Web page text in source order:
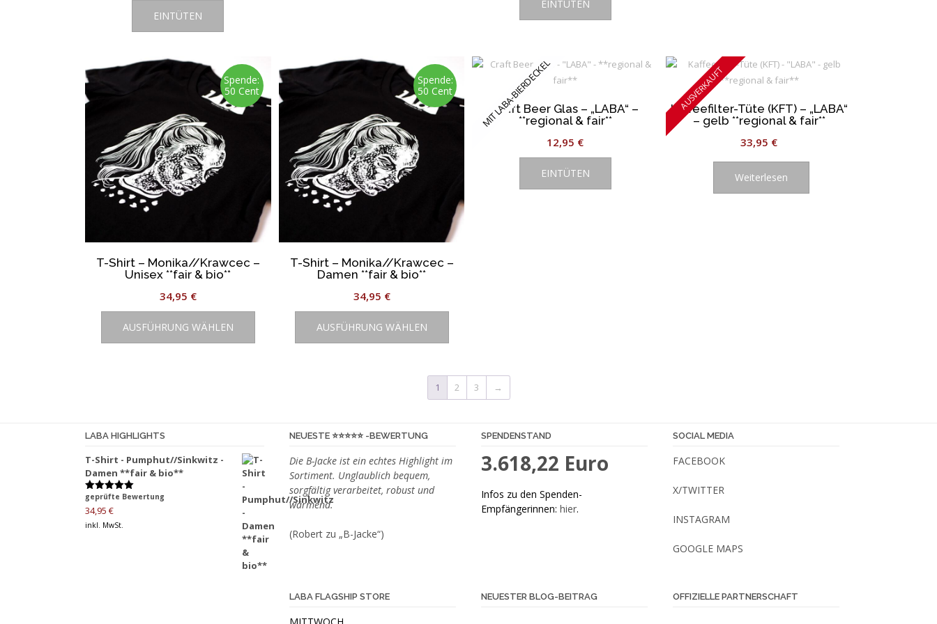
EINTÜTEN
gewählt
werden
EINTÜTEN
Spende:
50 Cent
T-Shirt – Monika//Krawcec –
Unisex **fair & bio**
34,95 €
AUSFÜHRUNG WÄHLEN
Dieses
weist
auf
der
Produktseite
gewählt
Spende:
50 Cent
T-Shirt – Monika//Krawcec –
Damen **fair & bio**
34,95 €
AUSFÜHRUNG WÄHLEN
Dieses
weist
Varianten
auf.
auf
Produktseite
MIT LABA-BIERDECKEL
Craft Beer Glas – „LABA“ –
**regional & fair**
12,95 €
EINTÜTEN
AUSVERKAUFT
Kaffeefilter-Tüte (KFT) – „LABA“
– gelb **regional & fair**
33,95 €
Weiterlesen
1 2 3 →
LABA HIGHLIGHTS
T-Shirt - Pumphut//Sinkwitz -
Damen **fair & bio**
Bewertet
mit5.00
von 5
geprüfte Bewertung
34,95 €
inkl. MwSt.
NEUESTE ⭐️⭐️⭐️⭐️⭐️ -BEWERTUNG
Die B-Jacke ist ein echtes Highlight im
Sortiment. Unglaublich bequem,
sorgfältig verarbeitet, robust und
wärmend.
(Robert zu „B-Jacke“)
SPENDENSTAND
3.618,22 Euro
Infos zu den Spenden-
Empfängerinnen: hier.
SOCIAL MEDIA
FACEBOOK
X/TWITTER
INSTAGRAM
GOOGLE MAPS
LABA FLAGSHIP STORE
MITTWOCH
NEUESTER BLOG-BEITRAG OFFIZIELLE PARTNERSCHAFT